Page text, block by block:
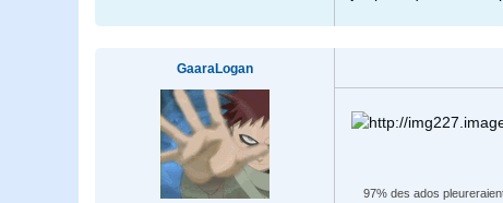
GaaraLogan
97% des ados